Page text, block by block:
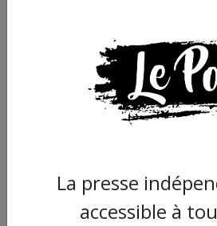
La presse
accessible à